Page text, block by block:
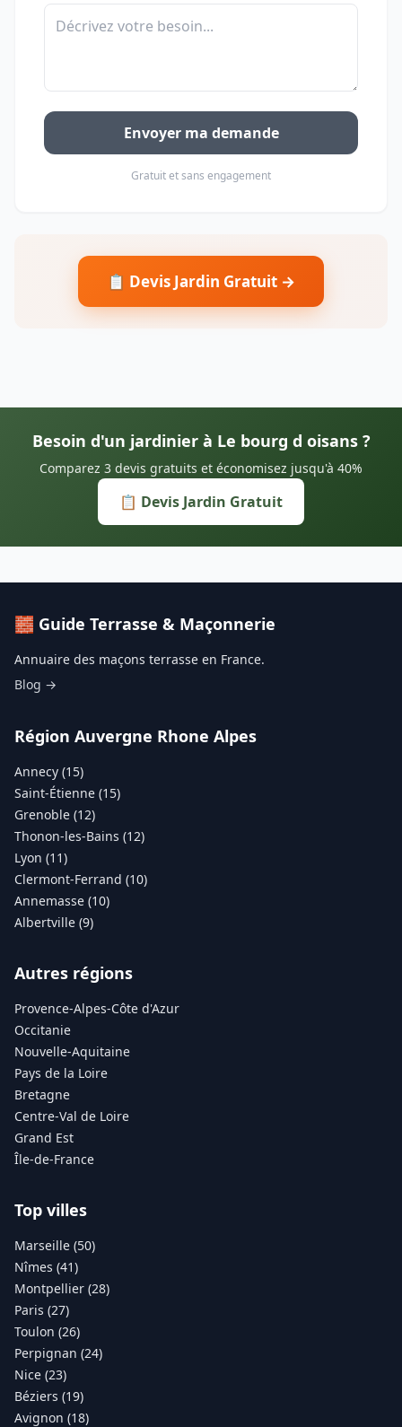
Envoyer ma demande
Gratuit et sans engagement
📋 Devis Jardin Gratuit →
Besoin d'un jardinier à Le bourg d oisans ?
Comparez 3 devis gratuits et économisez jusqu'à 40%
📋 Devis Jardin Gratuit
🧱 Guide Terrasse & Maçonnerie
Annuaire des maçons terrasse en France.
Blog →
Région Auvergne Rhone Alpes
Annecy (15)
Saint-Étienne (15)
Grenoble (12)
Thonon-les-Bains (12)
Lyon (11)
Clermont-Ferrand (10)
Annemasse (10)
Albertville (9)
Autres régions
Provence-Alpes-Côte d'Azur
Occitanie
Nouvelle-Aquitaine
Pays de la Loire
Bretagne
Centre-Val de Loire
Grand Est
Île-de-France
Top villes
Marseille (50)
Nîmes (41)
Montpellier (28)
Paris (27)
Toulon (26)
Perpignan (24)
Nice (23)
Béziers (19)
Avignon (18)